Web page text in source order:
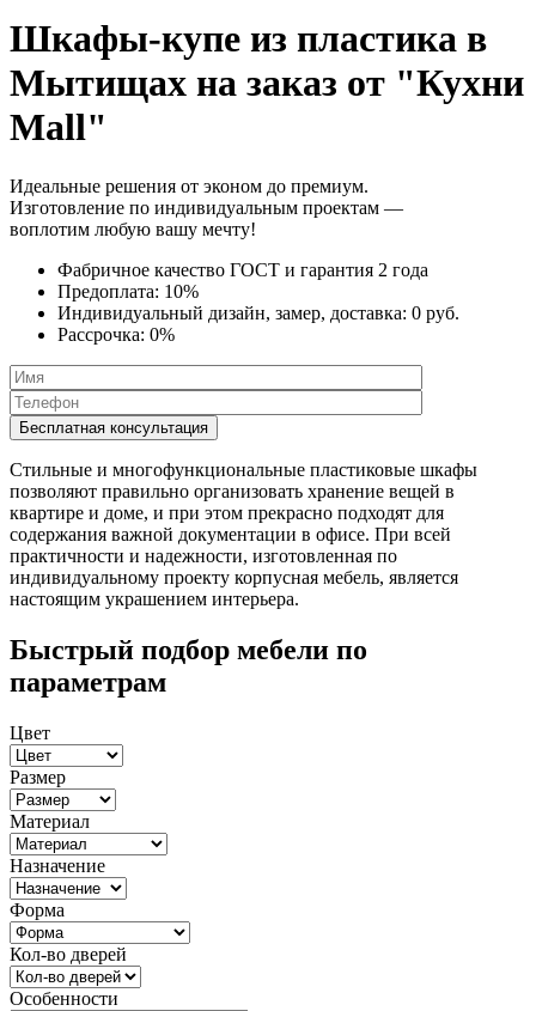
Шкафы-купе из пластика в
Мытищах на заказ от "Кухни
Mall"
Идеальные решения от эконом до премиум.
Изготовление по индивидуальным проектам —
воплотим любую вашу мечту!
Фабричное качество ГОСТ и гарантия 2 года
Предоплата: 10%
Индивидуальный дизайн, замер, доставка: 0 руб.
Рассрочка: 0%
Стильные и многофункциональные пластиковые шкафы
позволяют правильно организовать хранение вещей в
квартире и доме, и при этом прекрасно подходят для
содержания важной документации в офисе. При всей
практичности и надежности, изготовленная по
индивидуальному проекту корпусная мебель, является
настоящим украшением интерьера.
Быстрый подбор мебели по
параметрам
Цвет
Размер
Материал
Назначение
Форма
Кол-во дверей
Особенности